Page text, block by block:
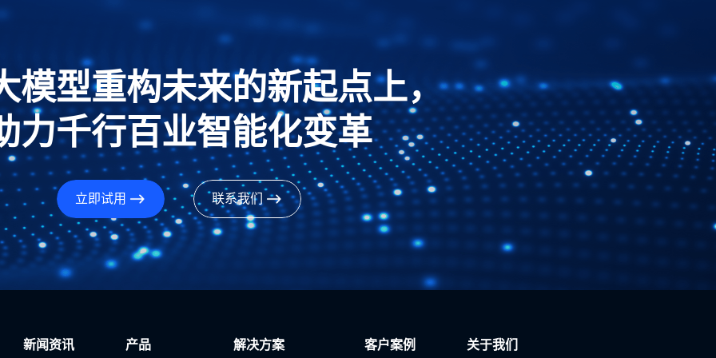
模型重构未来的新起点上，
力千行百业智能化变革
立即试用 联系我们
新闻资讯 产品 解决方案 客户案例 关于我们